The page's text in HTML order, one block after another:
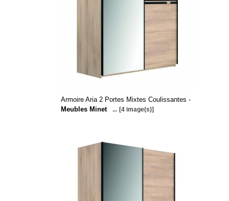
Armoire Aria 2 Portes Mixtes Coulissantes -
Meubles Minet
... [4 image(s)]